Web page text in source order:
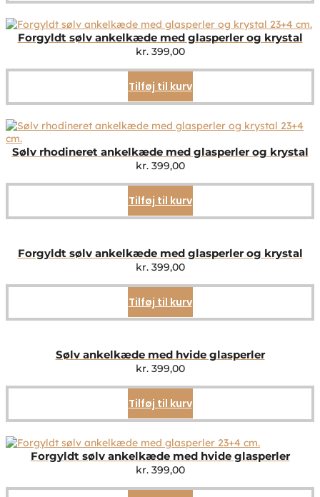
Forgyldt sølv ankelkæde med glasperler og krystal
kr.399,00
Tilføj til kurv
Sølv rhodineret ankelkæde med glasperler og krystal
kr.399,00
Tilføj til kurv
Forgyldt sølv ankelkæde med glasperler og krystal
kr.399,00
Tilføj til kurv
Sølv ankelkæde med hvide glasperler
kr.399,00
Tilføj til kurv
Forgyldt sølv ankelkæde med hvide glasperler
kr.399,00